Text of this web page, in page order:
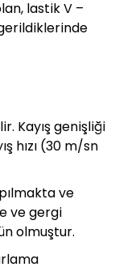
lastik V –
Kayış genişliği
hızı (30 m/sn
ve
ve gergi
olmuştur.